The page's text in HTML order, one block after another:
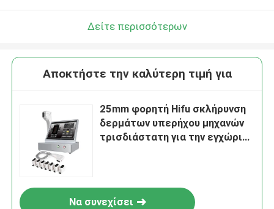
Δείτε περισσότερων
Αποκτήστε την καλύτερη τιμή για
25mm φορητή Hifu σκλήρυνση
δερμάτων υπερήχου μηχανών
τρισδιάστατη για την εγχώρια
Να συνεχίσει